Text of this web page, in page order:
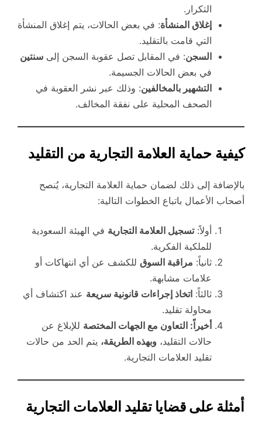
التكرار.
إغلاق المنشأة: في بعض الحالات، يتم إغلاق المنشأة
التي قامت بالتقليد.
السجن: في المقابل تصل عقوبة السجن إلى سنتين
في بعض الحالات الجسيمة.
التشهير بالمخالفين: وذلك عبر نشر العقوبة في
الصحف المحلية على نفقة المخالف.
كيفية حماية العلامة التجارية من التقليد
بالإضافة إلى ذلك لضمان حماية العلامة التجارية، يُنصح
أصحاب الأعمال باتباع الخطوات التالية:
أولاً:تسجيل العلامة التجارية في الهيئة السعودية
للملكية الفكرية.
ثانياً: مراقبة السوق للكشف عن أي انتهاكات أو
علامات مشابهة.
ثالثاً: اتخاذ إجراءات قانونية سريعة عند اكتشاف أي
محاولة تقليد.
أخيراً: التعاون مع الجهات المختصة للإبلاغ عن
حالات التقليد، وبهذه الطريقة، يتم الحد من حالات
تقليد العلامات التجارية.
أمثلة على قضايا تقليد العلامات التجارية